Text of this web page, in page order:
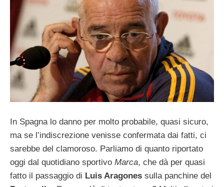
In Spagna lo danno per molto probabile, quasi sicuro,
ma se l’indiscrezione venisse confermata dai fatti, ci
sarebbe del clamoroso. Parliamo di quanto riportato
oggi dal quotidiano sportivo Marca, che dà per quasi
fatto il passaggio di Luis Aragones sulla panchine del